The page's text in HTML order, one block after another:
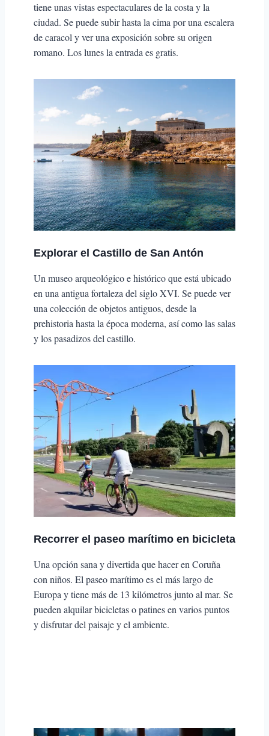
tiene unas vistas espectaculares de la costa y la
ciudad. Se puede subir hasta la cima por una escalera
de caracol y ver una exposición sobre su origen
romano. Los lunes la entrada es gratis.
Explorar el Castillo de San Antón
Un museo arqueológico e histórico que está ubicado
en una antigua fortaleza del siglo XVI. Se puede ver
una colección de objetos antiguos, desde la
prehistoria hasta la época moderna, así como las salas
y los pasadizos del castillo.
Recorrer el paseo marítimo en bicicleta
Una opción sana y divertida que hacer en Coruña
con niños. El paseo marítimo es el más largo de
Europa y tiene más de 13 kilómetros junto al mar. Se
pueden alquilar bicicletas o patines en varios puntos
y disfrutar del paisaje y el ambiente.